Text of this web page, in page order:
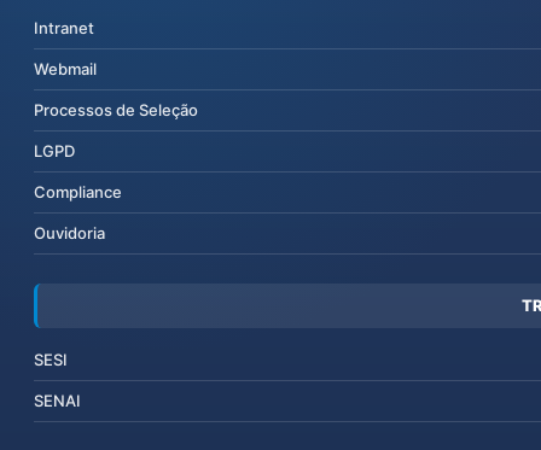
Intranet
Webmail
Processos de Seleção
LGPD
Compliance
Ouvidoria
SESI
SENAI